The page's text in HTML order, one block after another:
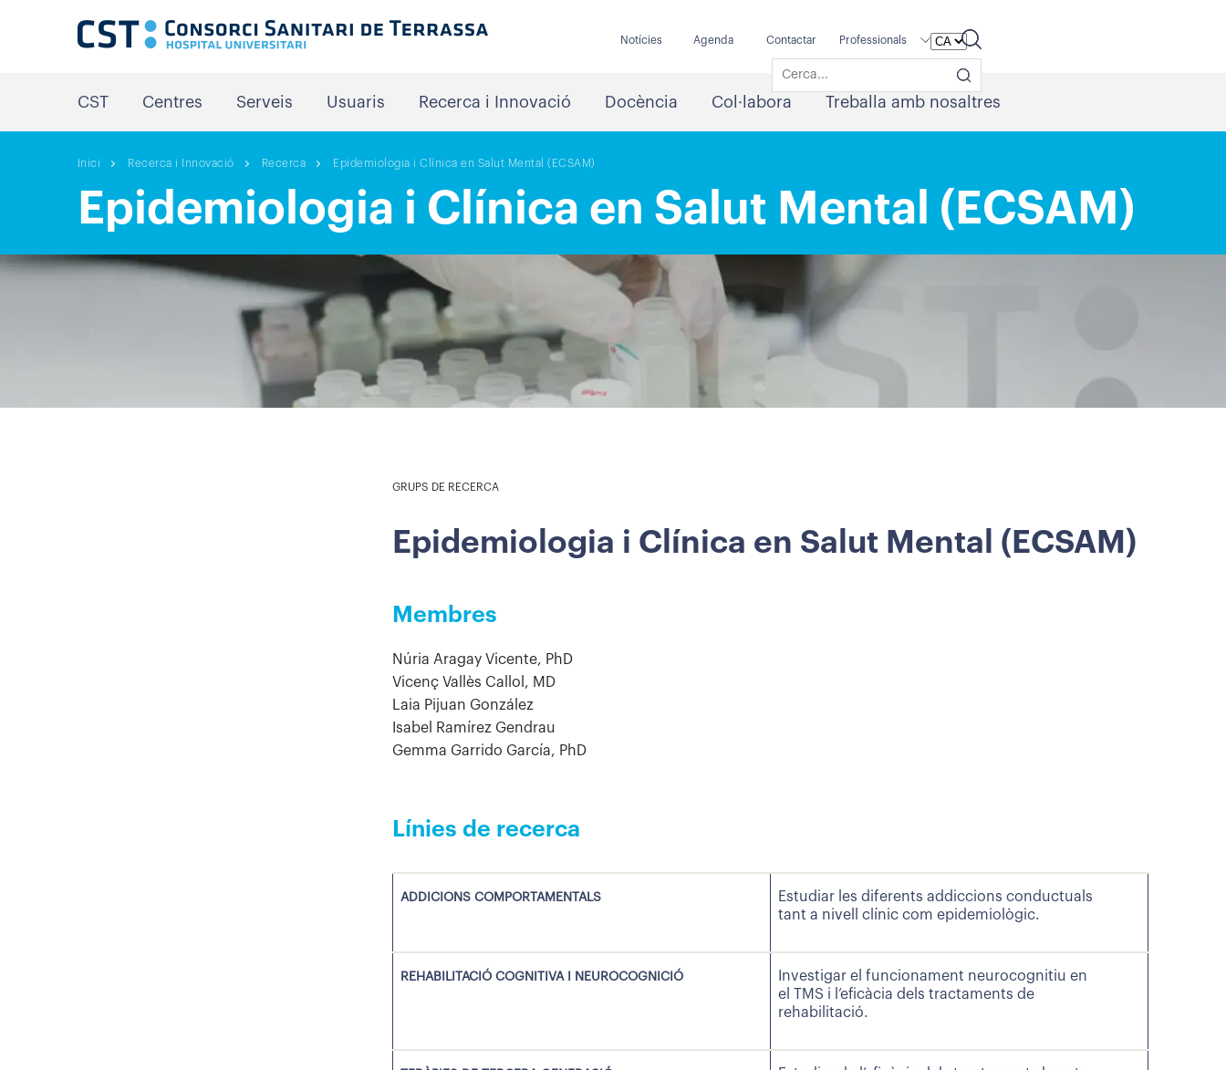
Notícies Agenda Contactar Professionals
CST Centres Serveis Usuaris Recerca i Innovació Docència Col·labora Treballa amb nosaltres
Inici Recerca i Innovació Recerca Epidemiologia i Clínica en Salut Mental (ECSAM)
Epidemiologia i Clínica en Salut Mental (ECSAM)
GRUPS DE RECERCA
Epidemiologia i Clínica en Salut Mental (ECSAM)
Membres
Núria Aragay Vicente, PhD
Vicenç Vallès Callol, MD
Laia Pijuan González
Isabel Ramírez Gendrau
Gemma Garrido García, PhD
Línies de recerca
ADDICIONS COMPORTAMENTALS
Estudiar les diferents addiccions conductuals
tant a nivell clínic com epidemiològic.
REHABILITACIÓ COGNITIVA I NEUROCOGNICIÓ
Investigar el funcionament neurocognitiu en
el TMS i l’eficàcia dels tractaments de
rehabilitació.